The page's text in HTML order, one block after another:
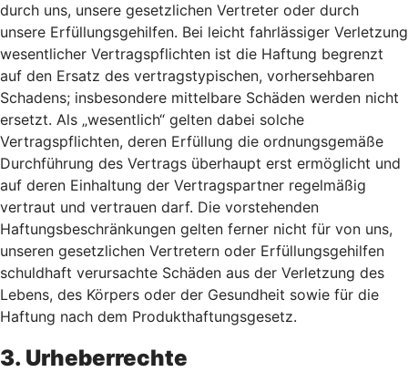
durch uns, unsere gesetzlichen Vertreter oder durch
unsere Erfüllungsgehilfen. Bei leicht fahrlässiger Verletzung
wesentlicher Vertragspflichten ist die Haftung begrenzt
auf den Ersatz des vertragstypischen, vorhersehbaren
Schadens; insbesondere mittelbare Schäden werden nicht
ersetzt. Als „wesentlich“ gelten dabei solche
Vertragspflichten, deren Erfüllung die ordnungsgemäße
Durchführung des Vertrags überhaupt erst ermöglicht und
auf deren Einhaltung der Vertragspartner regelmäßig
vertraut und vertrauen darf. Die vorstehenden
Haftungsbeschränkungen gelten ferner nicht für von uns,
unseren gesetzlichen Vertretern oder Erfüllungsgehilfen
schuldhaft verursachte Schäden aus der Verletzung des
Lebens, des Körpers oder der Gesundheit sowie für die
Haftung nach dem Produkthaftungsgesetz.
3. Urheberrechte